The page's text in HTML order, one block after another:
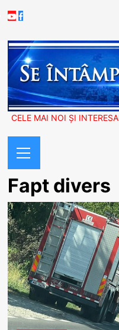
to
Youtube
Facebook
CELE MAI NOI ȘI
Menu
Fapt divers